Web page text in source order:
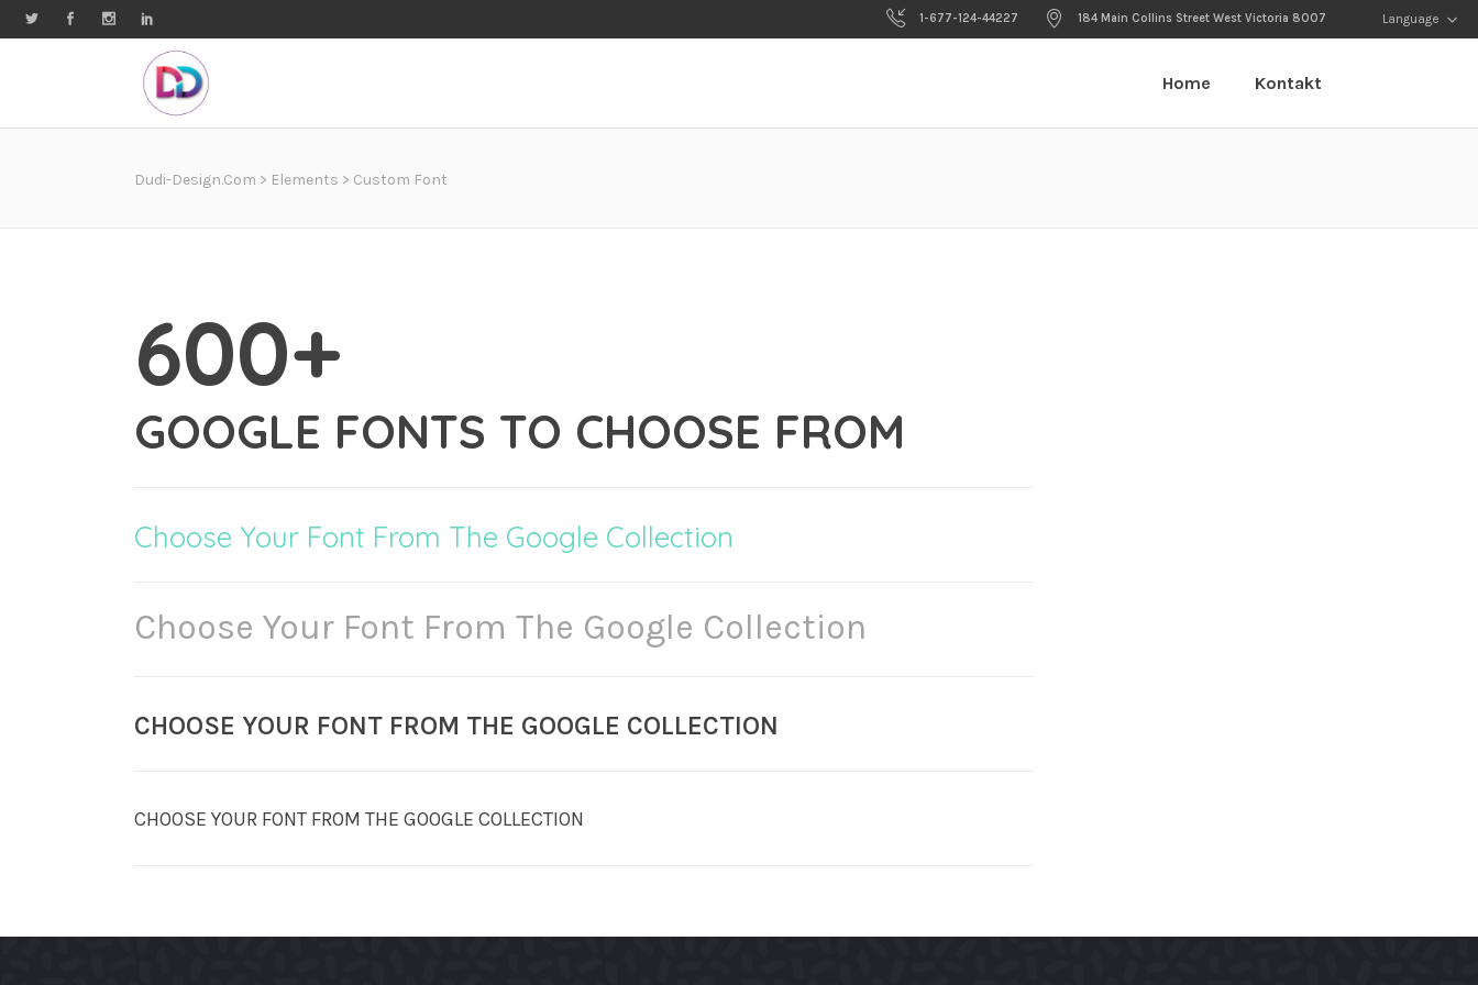
1-677-124-44227 184 Main Collins Street West Victoria 8007 Language
Home Kontakt
Dudi-Design.com > Elements > Custom Font
600+
GOOGLE FONTS TO CHOOSE FROM
Choose Your Font From The Google Collection
Choose Your Font From The Google Collection
CHOOSE YOUR FONT FROM THE GOOGLE COLLECTION
CHOOSE YOUR FONT FROM THE GOOGLE COLLECTION